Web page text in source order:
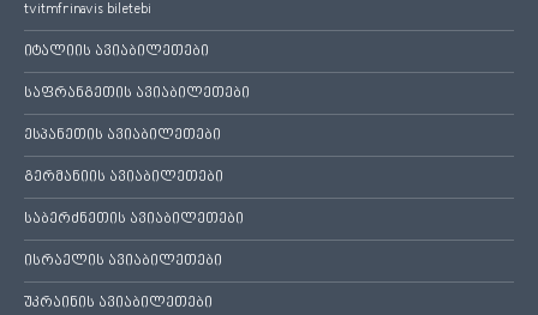
tvitmfrinavis biletebi
იტალიის ავიაბილეთები
საფრანგეთის ავიაბილეთები
ესპანეთის ავიაბილეთები
გერმანიის ავიაბილეთები
საბერძნეთის ავიაბილეთები
ისრაელის ავიაბილეთები
უკრაინის ავიაბილეთები